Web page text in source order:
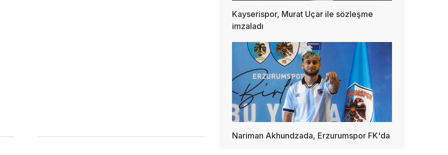
Kayserispor, Murat Uçar ile sözleşme
imzaladı
Nariman Akhundzada, Erzurumspor FK'da